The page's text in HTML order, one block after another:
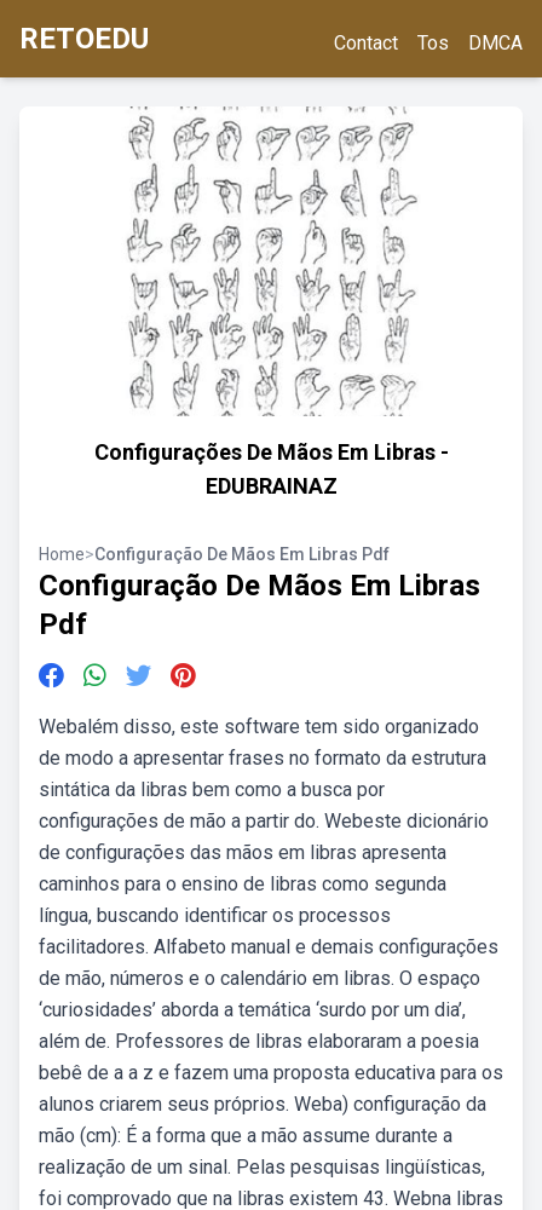
RETOEDU Contact Tos DMCA
Configurações De Mãos Em Libras -
EDUBRAINAZ
Home>Configuração De Mãos Em Libras Pdf
Configuração De Mãos Em Libras
Pdf
Webalém disso, este software tem sido organizado
de modo a apresentar frases no formato da estrutura
sintática da libras bem como a busca por
configurações de mão a partir do. Webeste dicionário
de configurações das mãos em libras apresenta
caminhos para o ensino de libras como segunda
língua, buscando identificar os processos
facilitadores. Alfabeto manual e demais configurações
de mão, números e o calendário em libras. O espaço
‘curiosidades’ aborda a temática ‘surdo por um dia’,
além de. Professores de libras elaboraram a poesia
bebê de a a z e fazem uma proposta educativa para os
alunos criarem seus próprios. Weba) configuração da
mão (cm): É a forma que a mão assume durante a
realização de um sinal. Pelas pesquisas lingüísticas,
foi comprovado que na libras existem 43. Webna libras